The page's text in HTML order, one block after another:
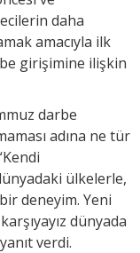
daha
amacıyla ilk
girişimine ilişkin
darbe
adına ne tür
ülkelerle,
deneyim. Yeni
dünyada
verdi.